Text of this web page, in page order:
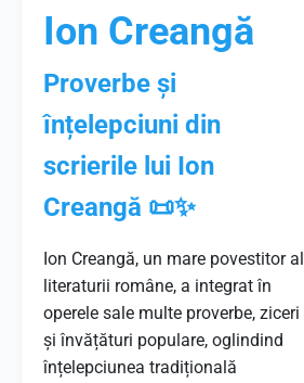
Ion Creangă
Proverbe și
înțelepciuni din
scrierile lui Ion
Creangă 📜✨
Ion Creangă, un mare povestitor al
literaturii române, a integrat în
operele sale multe proverbe, ziceri
și învățături populare, oglindind
înțelepciunea tradițională